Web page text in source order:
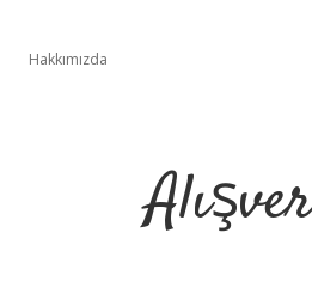
Hakkımızda